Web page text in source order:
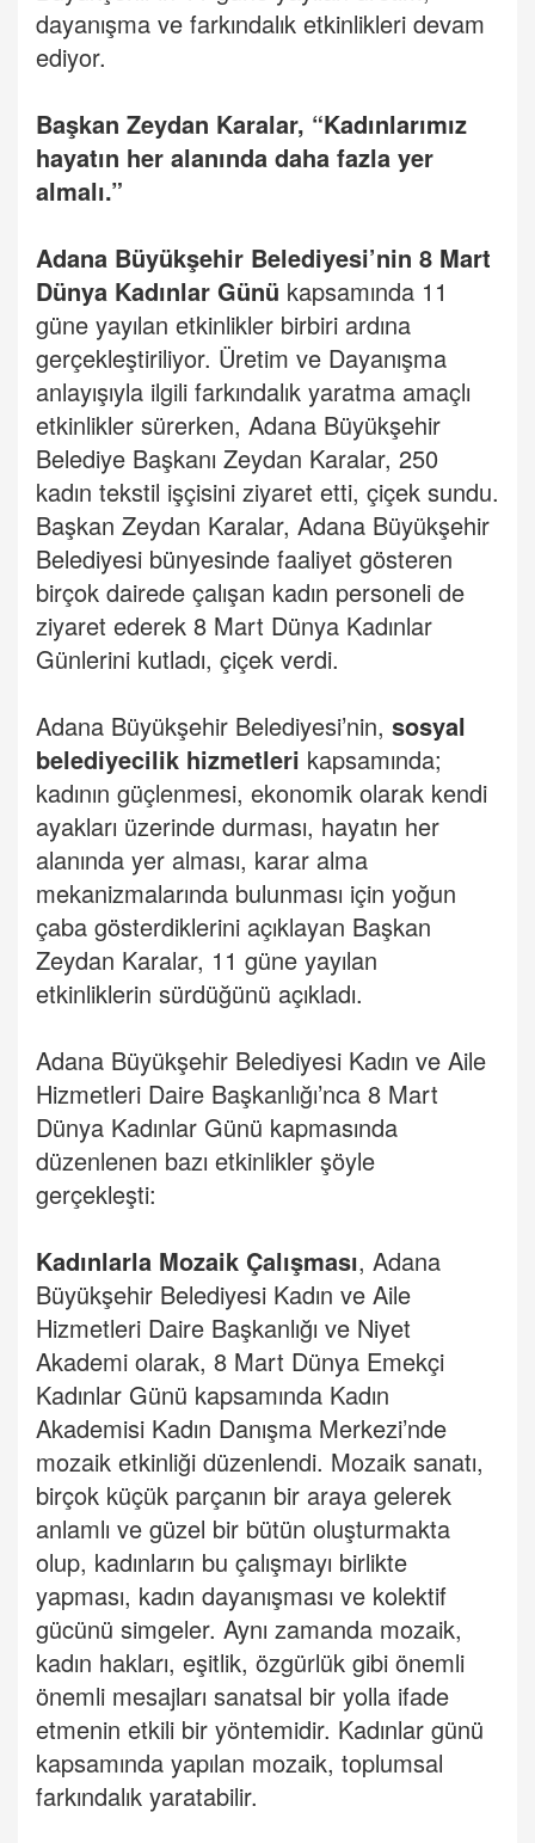
dayanışma ve farkındalık etkinlikleri devam
ediyor.
Başkan Zeydan Karalar, “Kadınlarımız
hayatın her alanında daha fazla yer
almalı.”
Adana Büyükşehir Belediyesi’nin 8 Mart
Dünya Kadınlar Günü kapsamında 11
güne yayılan etkinlikler birbiri ardına
gerçekleştiriliyor. Üretim ve Dayanışma
anlayışıyla ilgili farkındalık yaratma amaçlı
etkinlikler sürerken, Adana Büyükşehir
Belediye Başkanı Zeydan Karalar, 250
kadın tekstil işçisini ziyaret etti, çiçek sundu.
Başkan Zeydan Karalar, Adana Büyükşehir
Belediyesi bünyesinde faaliyet gösteren
birçok dairede çalışan kadın personeli de
ziyaret ederek 8 Mart Dünya Kadınlar
Günlerini kutladı, çiçek verdi.
Adana Büyükşehir Belediyesi’nin, sosyal
belediyecilik hizmetleri kapsamında;
kadının güçlenmesi, ekonomik olarak kendi
ayakları üzerinde durması, hayatın her
alanında yer alması, karar alma
mekanizmalarında bulunması için yoğun
çaba gösterdiklerini açıklayan Başkan
Zeydan Karalar, 11 güne yayılan
etkinliklerin sürdüğünü açıkladı.
Adana Büyükşehir Belediyesi Kadın ve Aile
Hizmetleri Daire Başkanlığı’nca 8 Mart
Dünya Kadınlar Günü kapmasında
düzenlenen bazı etkinlikler şöyle
gerçekleşti:
Kadınlarla Mozaik Çalışması, Adana
Büyükşehir Belediyesi Kadın ve Aile
Hizmetleri Daire Başkanlığı ve Niyet
Akademi olarak, 8 Mart Dünya Emekçi
Kadınlar Günü kapsamında Kadın
Akademisi Kadın Danışma Merkezi’nde
mozaik etkinliği düzenlendi. Mozaik sanatı,
birçok küçük parçanın bir araya gelerek
anlamlı ve güzel bir bütün oluşturmakta
olup, kadınların bu çalışmayı birlikte
yapması, kadın dayanışması ve kolektif
gücünü simgeler. Aynı zamanda mozaik,
kadın hakları, eşitlik, özgürlük gibi önemli
önemli mesajları sanatsal bir yolla ifade
etmenin etkili bir yöntemidir. Kadınlar günü
kapsamında yapılan mozaik, toplumsal
farkındalık yaratabilir.